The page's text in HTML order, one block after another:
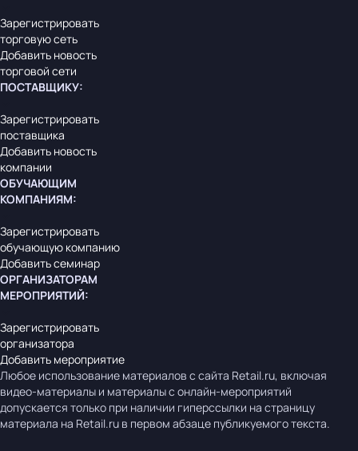
Зарегистрировать
торговую сеть
Добавить новость
торговой сети
ПОСТАВЩИКУ:
Зарегистрировать
поставщика
Добавить новость
компании
ОБУЧАЮЩИМ
КОМПАНИЯМ:
Зарегистрировать
обучающую компанию
Добавить семинар
ОРГАНИЗАТОРАМ
МЕРОПРИЯТИЙ:
Зарегистрировать
организатора
Добавить мероприятие
Любое использование материалов с сайта Retail.ru, включая
видео-материалы и материалы с онлайн-мероприятий
допускается только при наличии гиперссылки на страницу
материала на Retail.ru в первом абзаце публикуемого текста.